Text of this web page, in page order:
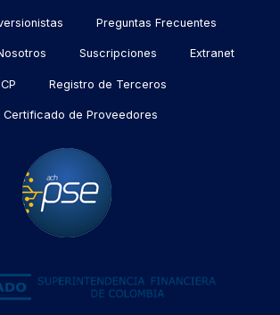
Preguntas Frecuentes
Suscripciones Extranet
Registro de Terceros
Certificado de Proveedores